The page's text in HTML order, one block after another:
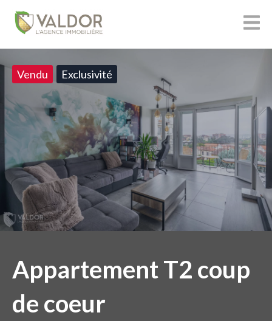
Vendu Exclusivité
Appartement T2 coup
de coeur